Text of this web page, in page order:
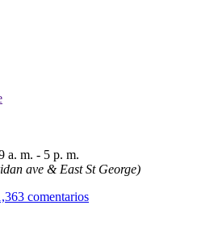
a. m. - 5 p. m.
ave & East St George)
comentarios